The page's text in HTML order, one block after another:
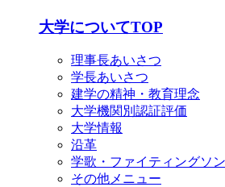
大学についてTOP
理事長あいさつ
学長あいさつ
建学の精神・教育理念
大学機関別認証評価
大学情報
沿革
学歌・ファイティングソ
その他メニュー